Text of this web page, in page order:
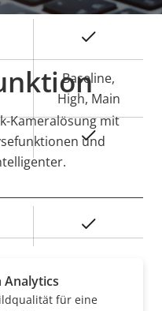
Eigentumswert
Baseline,
High, Main
Ja
Eigentumswert
Kameralösung mit
und
Analytics
für eine